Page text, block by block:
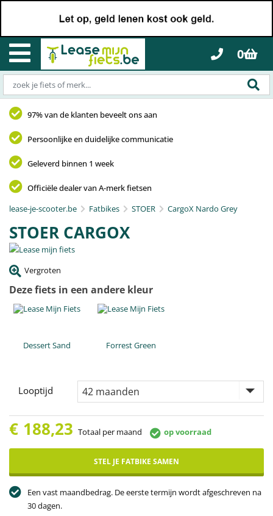
0
97% van de klanten beveelt ons aan
Persoonlijke en duidelijke communicatie
Geleverd binnen 1 week
Officiële dealer van A-merk fietsen
lease-je-scooter.be
Fatbikes STOER CargoX Nardo Grey
STOER CARGOX
Vergroten
Deze fiets in een andere kleur
Dessert Sand Forrest Green
Looptijd
€ 188,23 Totaal per maand op voorraad
STEL JE FATBIKE SAMEN
Een vast maandbedrag. De eerste termijn wordt afgeschreven na
30 dagen.